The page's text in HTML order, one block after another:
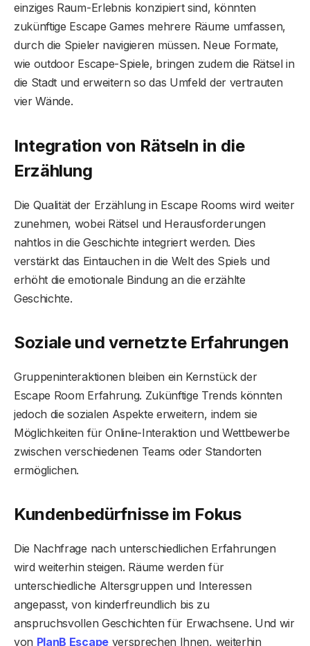
einziges Raum-Erlebnis konzipiert sind, könnten
zukünftige Escape Games mehrere Räume umfassen,
durch die Spieler navigieren müssen. Neue Formate,
wie outdoor Escape-Spiele, bringen zudem die Rätsel in
die Stadt und erweitern so das Umfeld der vertrauten
vier Wände.
Integration von Rätseln in die
Erzählung
Die Qualität der Erzählung in Escape Rooms wird weiter
zunehmen, wobei Rätsel und Herausforderungen
nahtlos in die Geschichte integriert werden. Dies
verstärkt das Eintauchen in die Welt des Spiels und
erhöht die emotionale Bindung an die erzählte
Geschichte.
Soziale und vernetzte Erfahrungen
Gruppeninteraktionen bleiben ein Kernstück der
Escape Room Erfahrung. Zukünftige Trends könnten
jedoch die sozialen Aspekte erweitern, indem sie
Möglichkeiten für Online-Interaktion und Wettbewerbe
zwischen verschiedenen Teams oder Standorten
ermöglichen.
Kundenbedürfnisse im Fokus
Die Nachfrage nach unterschiedlichen Erfahrungen
wird weiterhin steigen. Räume werden für
unterschiedliche Altersgruppen und Interessen
angepasst, von kinderfreundlich bis zu
anspruchsvollen Geschichten für Erwachsene. Und wir
von PlanB Escapeversprechen Ihnen, weiterhin